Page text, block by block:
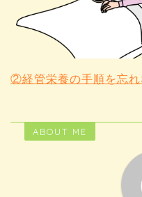
②経管栄養の手順を忘
ABOUT ME